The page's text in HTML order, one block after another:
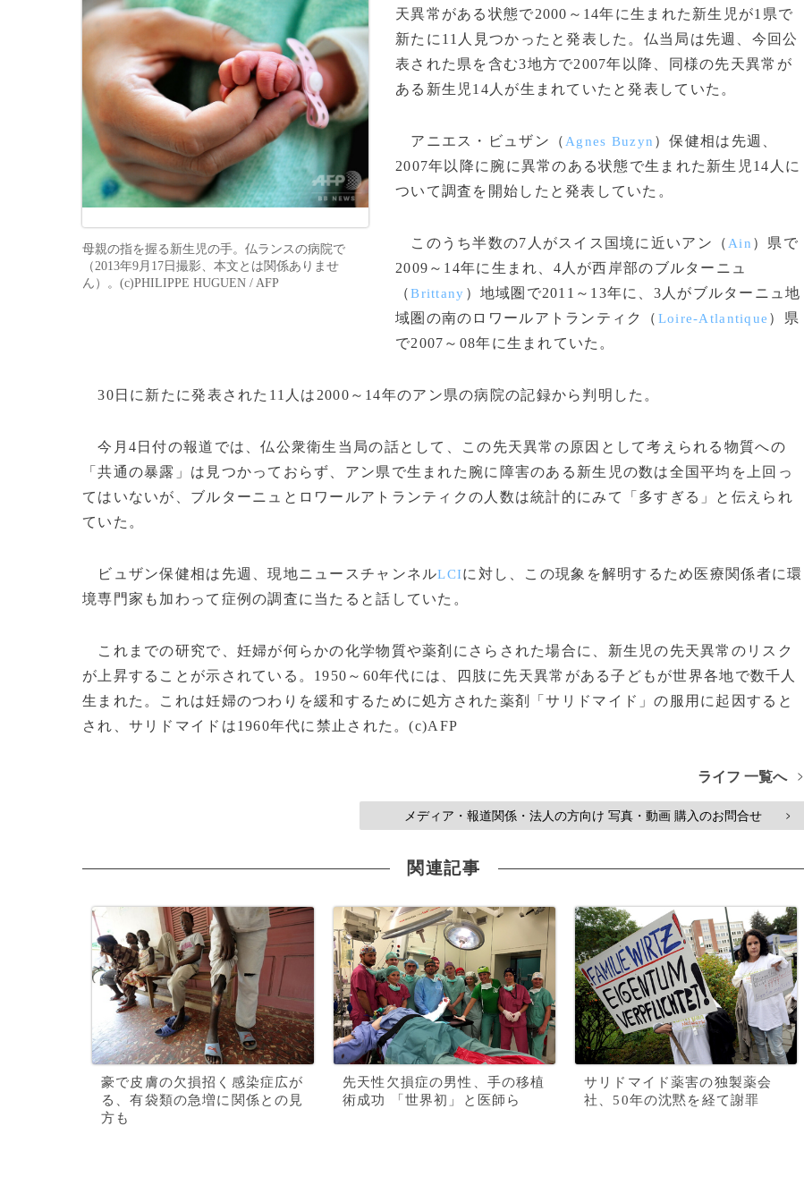
母親の指を握る新生児の手。仏ランスの病院で
（2013年9月17日撮影、本文とは関係ありませ
ん）。(c)PHILIPPE HUGUEN / AFP
天異常がある状態で2000～14年に生まれた新生児が1県で
新たに11人見つかったと発表した。仏当局は先週、今回公
表された県を含む3地方で2007年以降、同様の先天異常が
ある新生児14人が生まれていたと発表していた。
アニエス・ビュザン（ Agnes Buzyn ）保健相は先週、
2007年以降に腕に異常のある状態で生まれた新生児14人に
ついて調査を開始したと発表していた。
このうち半数の7人がスイス国境に近いアン（ Ain ）県で
2009～14年に生まれ、4人が西岸部のブルターニュ
（Brittany ）地域圏で2011～13年に、3人がブルターニュ地
域圏の南のロワールアトランティク（ Loire-Atlantique ）県
で2007～08年に生まれていた。
30日に新たに発表された11人は2000～14年のアン県の病院の記録から判明した。
今月4日付の報道では、仏公衆衛生当局の話として、この先天異常の原因として考えられる物質への
「共通の暴露」は見つかっておらず、アン県で生まれた腕に障害のある新生児の数は全国平均を上回っ
てはいないが、ブルターニュとロワールアトランティクの人数は統計的にみて「多すぎる」と伝えられ
ていた。
ビュザン保健相は先週、現地ニュースチャンネルLCIに対し、この現象を解明するため医療関係者に環
境専門家も加わって症例の調査に当たると話していた。
これまでの研究で、妊婦が何らかの化学物質や薬剤にさらされた場合に、新生児の先天異常のリスク
が上昇することが示されている。1950～60年代には、四肢に先天異常がある子どもが世界各地で数千人
生まれた。これは妊婦のつわりを緩和するために処方された薬剤「サリドマイド」の服用に起因すると
され、サリドマイドは1960年代に禁止された。(c)AFP
ライフ 一覧へ >
メディア・報道関係・法人の方向け 写真・動画 購入のお問合せ >
関連記事
豪で皮膚の欠損招く感染症広が
る、有袋類の急増に関係との見
方も
先天性欠損症の男性、手の移植
術成功 「世界初」と医師ら
サリドマイド薬害の独製薬会
社、50年の沈黙を経て謝罪